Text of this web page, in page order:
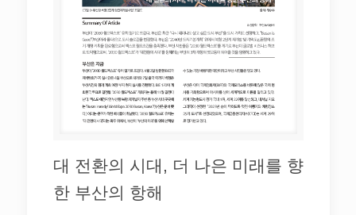
대 전환의 시대, 더 나은 미래를 향
한 부산의 항해